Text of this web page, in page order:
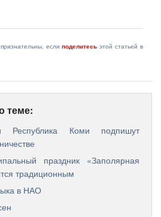
еслиподелитесь этой статьей в
теме:
Республика Коми подпишут
праздник «Заполярная
традиционным
в НАО